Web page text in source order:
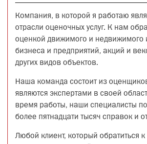
Компания, в которой я работаю
отрасли оценочных услуг. К нам
оценкой движимого и недвижимого
бизнеса и предприятий, акций и
других видов объектов.
Наша команда состоит из
являются экспертами в своей
время работы, наши специалисты
более пятнадцати тысяч справок и
Любой клиент, который обратиться